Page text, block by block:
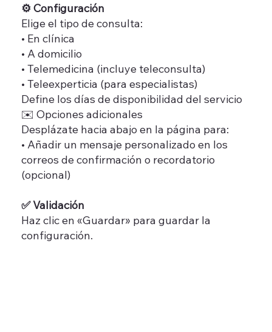
⚙️ Configuración
Elige el tipo de consulta:
• En clínica
• A domicilio
• Telemedicina (incluye teleconsulta)
• Teleexperticia (para especialistas)
Define los días de disponibilidad del servicio
✉️ Opciones adicionales
Desplázate hacia abajo en la página para:
• Añadir un mensaje personalizado en los
correos de confirmación o recordatorio
(opcional)
✅ Validación
Haz clic en «Guardar» para guardar la
configuración.